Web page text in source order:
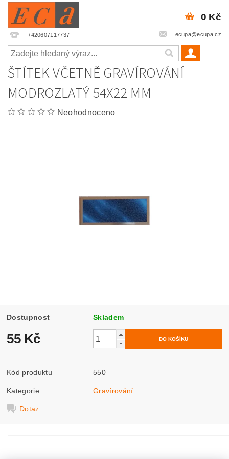
+420607117737 ecupa@ecupa.cz
0 Kč
ŠTÍTEK VČETNĚ GRAVÍROVÁNÍ
MODROZLATÝ 54X22 MM
Neohodnoceno
Dostupnost Skladem
55 Kč
Kód produktu 550
Kategorie Gravírování
Dotaz